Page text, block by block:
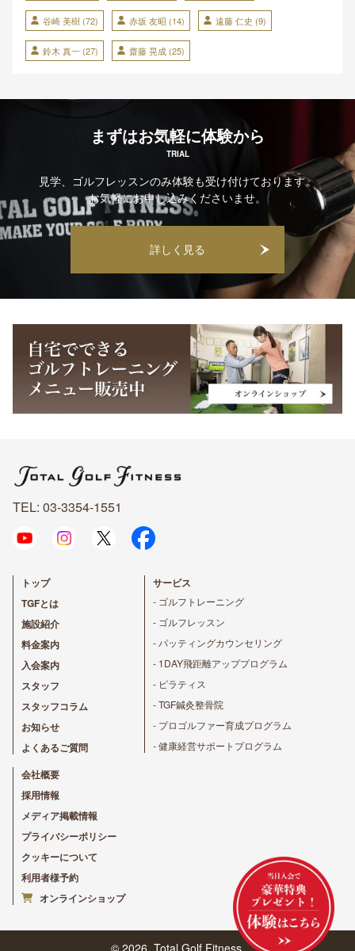
谷崎 美樹 (72) 赤坂 友昭 (14) 遠藤 仁史 (9)
鈴木 真一 (27) 齋藤 晃成 (25)
まずはお気軽に体験から
TRIAL
見学、ゴルフレッスンのみ体験も受け付けております。
お気軽にお申し込みくださいませ。
詳しく見る
TEL: 03-3354-1551
トップ
TGFとは
施設紹介
料金案内
入会案内
スタッフ
スタッフコラム
お知らせ
よくあるご質問
サービス
- ゴルフトレーニング
- ゴルフレッスン
- パッティングカウンセリング
- 1DAY飛距離アッププログラム
- ピラティス
- TGF鍼灸整骨院
- プロゴルファー育成プログラム
- 健康経営サポートプログラム
会社概要
採用情報
メディア掲載情報
プライバシーポリシー
クッキーについて
利用者様予約
オンラインショップ
© 2026, Total Golf Fitness.